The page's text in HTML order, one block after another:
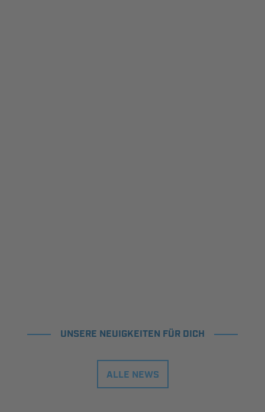
UNSERE NEUIGKEITEN FÜR DICH
ALLE NEWS